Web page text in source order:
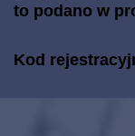
to podano w
Kod